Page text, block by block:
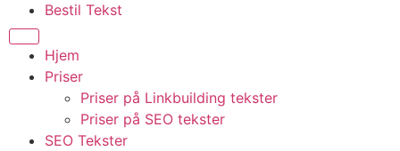
Bestil Tekst
MenuHjem
Priser
Priser på Linkbuilding tekster
Priser på SEO tekster
SEO Tekster